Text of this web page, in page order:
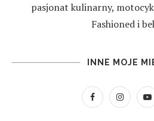
pasjonat kulinarny,
Fashioned i
INNE MOJE